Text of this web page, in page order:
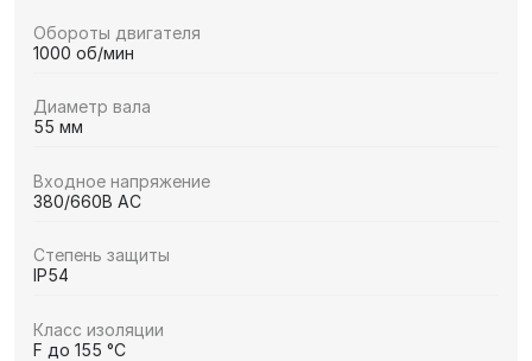
Обороты двигателя
1000 об/мин
Диаметр вала
55 мм
Входное напряжение
380/660В AC
Степень защиты
IP54
Класс изоляции
F до 155 °C